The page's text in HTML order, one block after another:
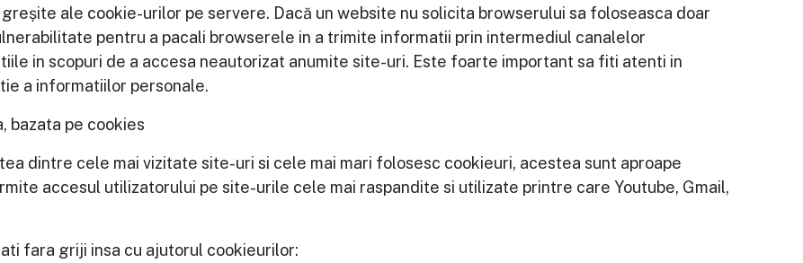
ale cookie-urilor pe servere. Dacă un website nu solicita browserului sa foloseasca doar
pentru a pacali browserele in a trimite informatii prin intermediul canalelor
in scopuri de a accesa neautorizat anumite site-uri. Este foarte important sa fiti atenti in
a informatiilor personale.
bazata pe cookies
dintre cele mai vizitate site-uri si cele mai mari folosesc cookieuri, acestea sunt aproape
accesul utilizatorului pe site-urile cele mai raspandite si utilizate printre care Youtube, Gmail,
fara griji insa cu ajutorul cookieurilor: